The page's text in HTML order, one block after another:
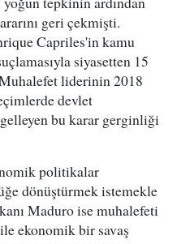
geri çekmişti.
Capriles'in kamu
siyasetten 15
liderinin 2018
devlet
bu karar gerginliği
politikalar
dönüştürmek istemekle
Maduro ise muhalefeti
ekonomik bir savaş